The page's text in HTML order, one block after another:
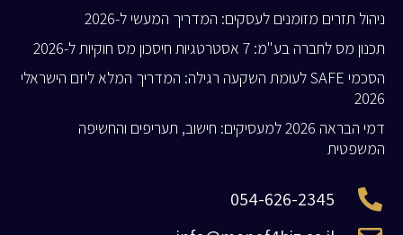
ניהול תזרים מזומנים לעסקים: המדריך המעשי ל-2026
תכנון מס לחברה בע"מ: 7 אסטרטגיות חיסכון מס חוקיות ל-2026
הסכמי SAFE לעומת השקעה רגילה: המדריך המלא ליזם הישראלי
2026
דמי הבראה 2026 למעסיקים: חישוב, תעריפים והחשיפה
המשפטית
054-626-2345